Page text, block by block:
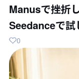
Manusで挫折
Seedanceで試
0